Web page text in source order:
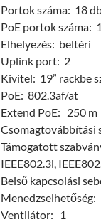
Portok száma: 18
PoE portok száma:
Elhelyezés: beltéri
Uplink port: 2
Kivitel: 19” rackbe
PoE: 802.3af/at
Extend PoE: 250 m
Csomagtovábbítási
Támogatott
IEEE802.3i,
Belső kapcsolási
Ventilátor: 1